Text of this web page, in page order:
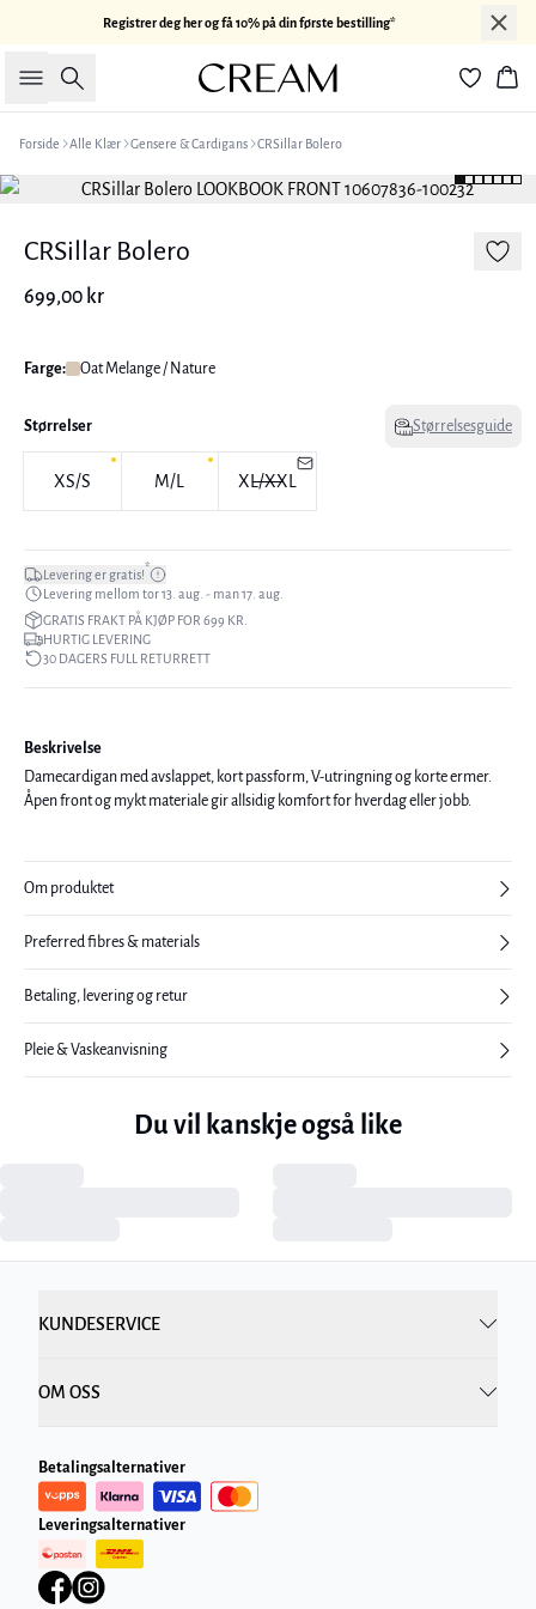
Registrer deg her og få 10% på din første bestilling*
Søk
Forside Alle Klær Gensere & Cardigans CRSillar Bolero
CRSillar Bolero
699,00 kr
Farge: Oat Melange / Nature
Størrelser Størrelsesguide
XS/S M/L XL/XXL
Levering er gratis!*
Levering mellom tor 13. aug. - man 17. aug.
GRATIS FRAKT PÅ KJØP FOR 699 KR.
HURTIG LEVERING
30 DAGERS FULL RETURRETT
Beskrivelse
Damecardigan med avslappet, kort passform, V-utringning og korte ermer.
Åpen front og mykt materiale gir allsidig komfort for hverdag eller jobb.
Om produktet
Preferred fibres & materials
Betaling, levering og retur
Pleie & Vaskeanvisning
Du vil kanskje også like
KUNDESERVICE
OM OSS
Betalingsalternativer
Leveringsalternativer